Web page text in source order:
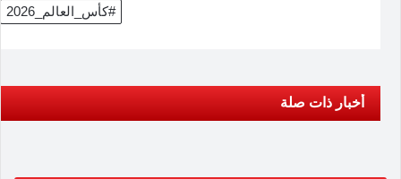
#كأس_العالم_2026
أخبار ذات صلة